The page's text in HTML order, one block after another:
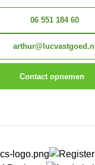
06 551 184 60
arthur@lucvastgoed.nl
Contact opnemen